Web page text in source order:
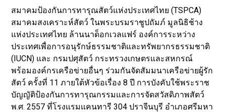
สมาคมป้องกันการทารุณสัตว์แห่งประเทศไทย (TSPCA)
สมาคมสงเคราะห์สัตว์ ในพระบรมราชูปถัมภ์ มูลนิธิช้าง
แห่งประเทศไทย ล้านนาด็อกเวลแฟร์ องค์การระหว่าง
ประเทศเพื่อการอนุรักษ์ธรรมชาติและทรัพยากรธรรมชาติ
(IUCN) และ กรมปศุสัตว์ กระทรวงเกษตรและสหกรณ์
พร้อมองค์กรเครือข่ายอื่นๆ ร่วมกันจัดสัมมนาเครือข่ายผู้รัก
สัตว์ ครั้งที่ 11 ภายใต้หัวข้อเรื่อง 8 ปี การบังคับใช้พระราช
บัญญัติป้องกันการทารุณกรรมและการจัดสวัสดิภาพสัตว์
พ.ศ. 2557 ที่โรงแรมแคนทารี 304 ปราจีนบุรี อำเภอศรีมหา